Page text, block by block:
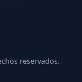
reservados.